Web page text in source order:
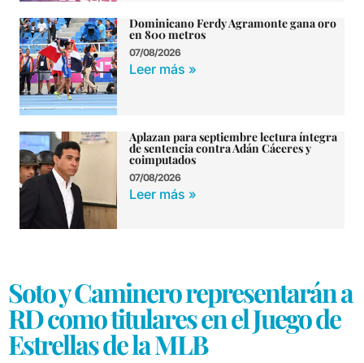
Dominicano Ferdy Agramonte gana oro
en 800 metros
07/08/2026
Leer más »
Aplazan para septiembre lectura íntegra
de sentencia contra Adán Cáceres y
coimputados
07/08/2026
Leer más »
Soto y Caminero representarán a
RD como titulares en el Juego de
Estrellas de la MLB